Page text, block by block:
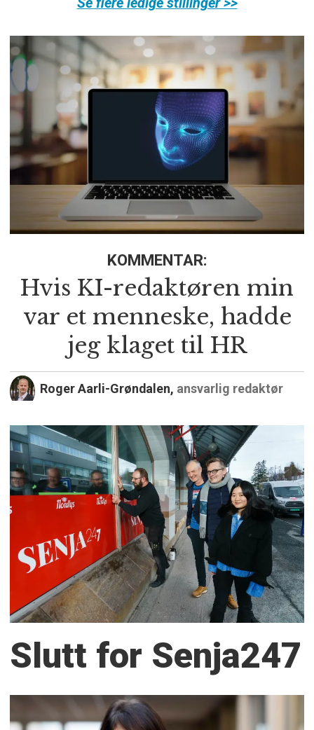
KOMMENTAR:
Hvis KI-redaktøren min
var et menneske, hadde
jeg klaget til HR
Roger Aarli-Grøndalen, ansvarlig redaktør
Slutt for Senja247